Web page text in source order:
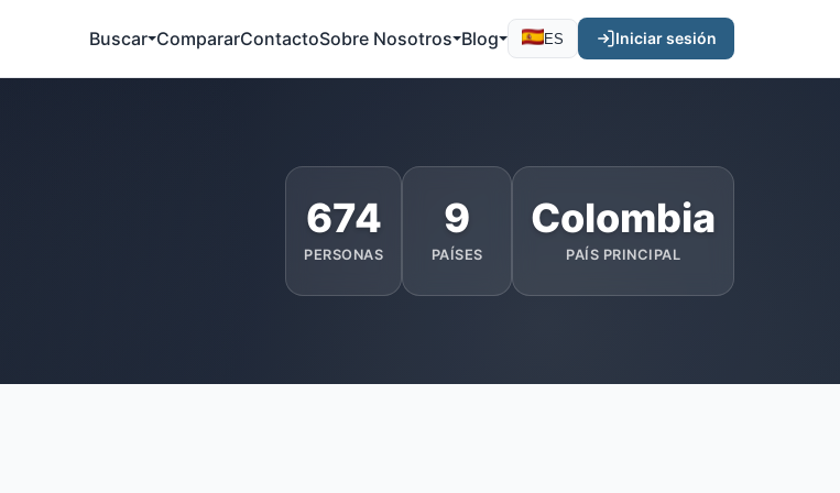
Buscar CompararContactoSobre Nosotros Blog ES Iniciar sesión
674
PERSONAS
9
PAÍSES
Colombia
PAÍS PRINCIPAL